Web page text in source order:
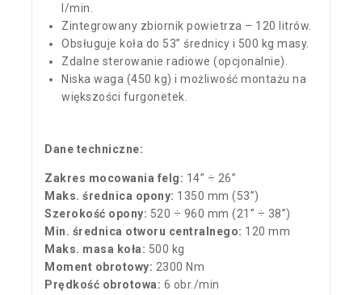
l/min.
Zintegrowany zbiornik powietrza – 120 litrów.
Obsługuje koła do 53” średnicy i 500 kg masy.
Zdalne sterowanie radiowe (opcjonalnie).
Niska waga (450 kg) i możliwość montażu na
większości furgonetek.
Dane techniczne:
Zakres mocowania felg: 14” ÷ 26”
Maks. średnica opony: 1350 mm (53”)
Szerokość opony: 520 ÷ 960 mm (21” ÷ 38”)
Min. średnica otworu centralnego: 120 mm
Maks. masa koła: 500 kg
Moment obrotowy: 2300 Nm
Prędkość obrotowa: 6 obr./min